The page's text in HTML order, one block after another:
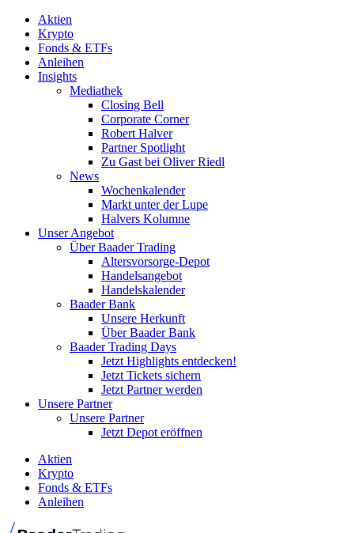
Aktien
Krypto
Fonds & ETFs
Anleihen
Insights
Mediathek
Closing Bell
Corporate Corner
Robert Halver
Partner Spotlight
Zu Gast bei Oliver Riedl
News
Wochenkalender
Markt unter der Lupe
Halvers Kolumne
Unser Angebot
Über Baader Trading
Altersvorsorge-Depot
Handelsangebot
Handelskalender
Baader Bank
Unsere Herkunft
Über Baader Bank
Baader Trading Days
Jetzt Highlights entdecken!
Jetzt Tickets sichern
Jetzt Partner werden
Unsere Partner
Unsere Partner
Jetzt Depot eröffnen
Aktien
Krypto
Fonds & ETFs
Anleihen